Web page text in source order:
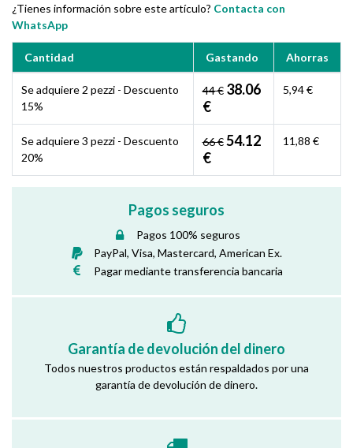
¿Tienes información sobre este artículo? Contacta con
WhatsApp
Cantidad Gastando Ahorras
Se adquiere 2 pezzi - Descuento
15%
44 € 38.06
€
5,94 €
Se adquiere 3 pezzi - Descuento
20%
66 € 54.12
€
11,88 €
Pagos seguros
Pagos 100% seguros
PayPal, Visa, Mastercard, American Ex.
Pagar mediante transferencia bancaria
Garantía de devolución del dinero
Todos nuestros productos están respaldados por una
garantía de devolución de dinero.